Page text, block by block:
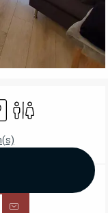
Toilettes